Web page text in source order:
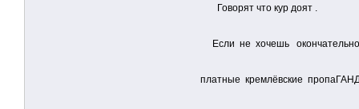
Говорят что кур доят .
Если не хочешь окончательно
платные кремлёвские